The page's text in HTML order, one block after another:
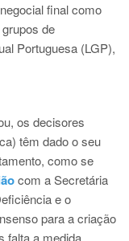
final como
de
Portuguesa (LGP),
os decisores
têm dado o seu
como se
com a Secretária
e o
para a criação